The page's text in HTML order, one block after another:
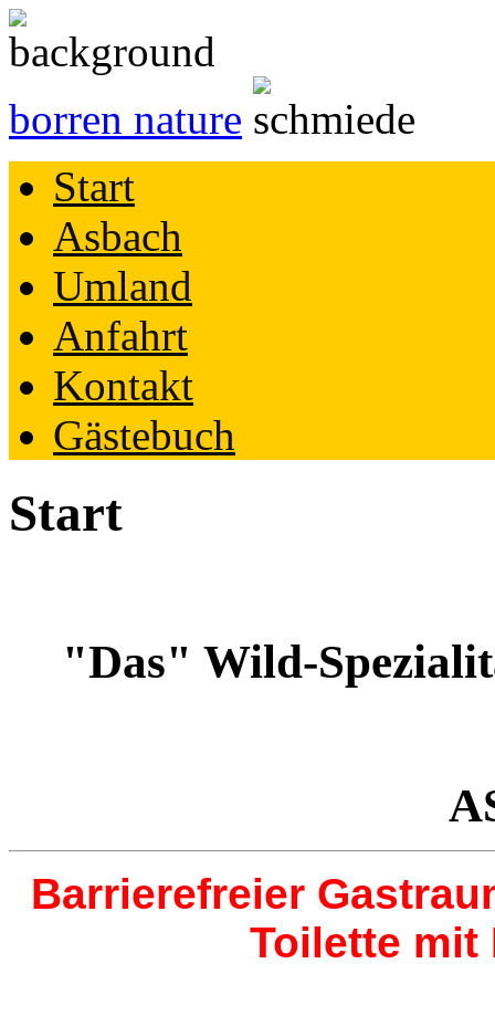
borren nature
Start
Asbach
Umland
Anfahrt
Kontakt
Gästebuch
Start
"Das" Wild-
Barrierefreier
Toilette mit